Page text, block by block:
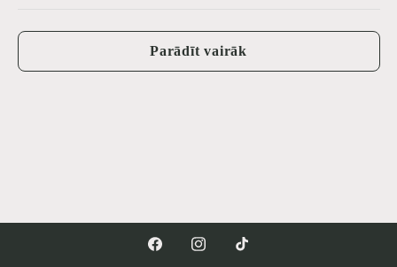
Parādīt vairāk
Tik